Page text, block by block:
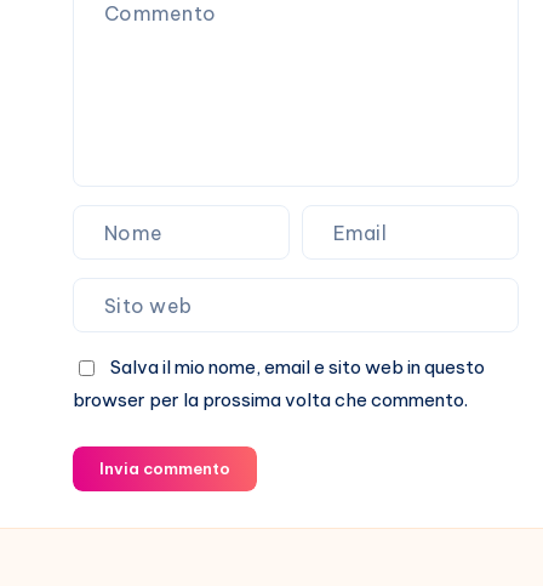
umani
Salva il mio nome, email e sito web in questo
browser per la prossima volta che commento.
Invia commento